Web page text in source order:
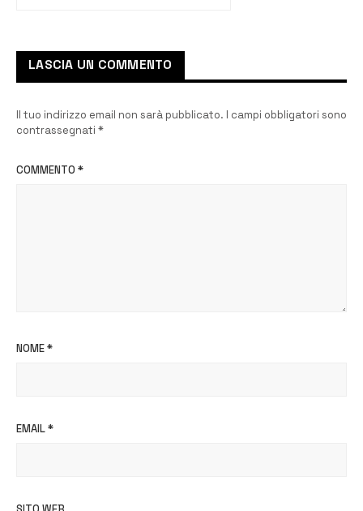
LASCIA UN COMMENTO
Il tuo indirizzo email non sarà pubblicato. I campi obbligatori sono
contrassegnati *
COMMENTO *
NOME*
EMAIL*